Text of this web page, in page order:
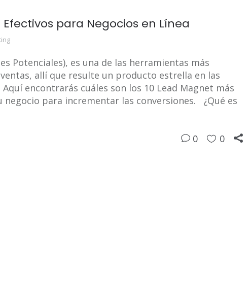
para Negocios en Línea
Potenciales), es una de las herramientas más
allí que resulte un producto estrella en las
encontrarás cuáles son los 10 Lead Magnet más
negocio para incrementar las conversiones. ¿Qué es
0 0